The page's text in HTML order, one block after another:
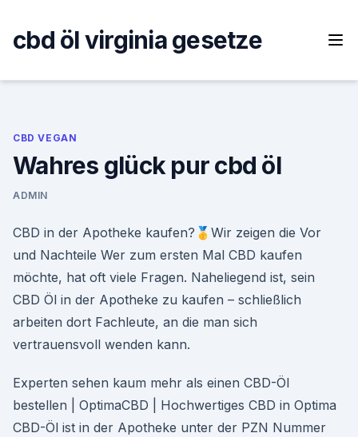
content
cbd öl virginia gesetze
CBD VEGAN
Wahres glück pur cbd öl
ADMIN
CBD in der Apotheke kaufen?🥇Wir zeigen die Vor
und Nachteile Wer zum ersten Mal CBD kaufen
möchte, hat oft viele Fragen. Naheliegend ist, sein
CBD Öl in der Apotheke zu kaufen – schließlich
arbeiten dort Fachleute, an die man sich
vertrauensvoll wenden kann.
Experten sehen kaum mehr als einen CBD-Öl
bestellen | OptimaCBD | Hochwertiges CBD in Optima
CBD-Öl ist in der Apotheke unter der PZN Nummer